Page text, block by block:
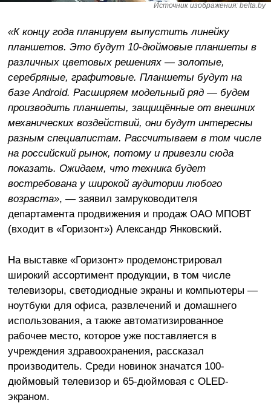
Источник изображения: belta.by
«К концу года планируем выпустить линейку
планшетов. Это будут 10-дюймовые планшеты в
различных цветовых решениях — золотые,
серебряные, графитовые. Планшеты будут на
базе Android. Расширяем модельный ряд — будем
производить планшеты, защищённые от внешних
механических воздействий, они будут интересны
разным специалистам. Рассчитываем в том числе
на российский рынок, потому и привезли сюда
показать. Ожидаем, что техника будет
востребована у широкой аудитории любого
возраста», — заявил замруководителя
департамента продвижения и продаж ОАО МПОВТ
(входит в «Горизонт») Александр Янковский.
На выставке «Горизонт» продемонстрировал
широкий ассортимент продукции, в том числе
телевизоры, светодиодные экраны и компьютеры —
ноутбуки для офиса, развлечений и домашнего
использования, а также автоматизированное
рабочее место, которое уже поставляется в
учреждения здравоохранения, рассказал
производитель. Среди новинок значатся 100-
дюймовый телевизор и 65-дюймовая с OLED-
экраном.